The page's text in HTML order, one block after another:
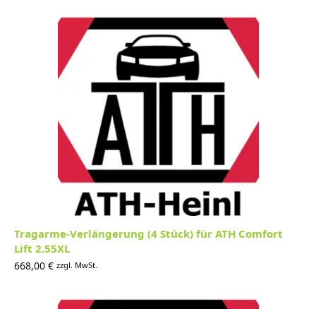
Tragarme-Verlängerung (4 Stück) für ATH Comfort
Lift 2.55XL
668,00 € zzgl. MwSt.